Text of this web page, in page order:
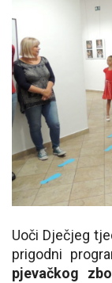
Uoči Dječjeg
prigodni
pjevačkog